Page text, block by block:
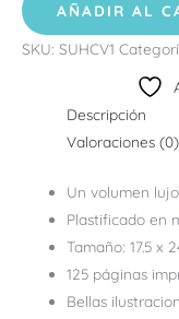
AÑADIR AL
SKU: SUHCV1
Descripción
Valoraciones (0)
Un volumen
Plastificado en
Tamaño: 17.5 x
125 páginas
Bellas